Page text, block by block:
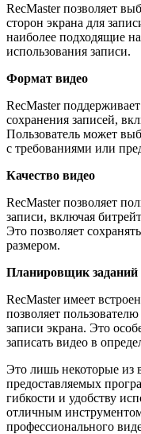
RecMaster позволяет
сторон экрана для
наиболее подходящие
использования записи.
Формат видео
RecMaster
сохранения записей,
Пользователь может
с требованиями или
Качество видео
RecMaster позволяет
записи, включая
Это позволяет
размером.
Планировщик заданий
RecMaster имеет
позволяет
записи экрана. Это
записать видео в
Это лишь некоторые из
предоставляемых
гибкости и удобству
отличным
профессионального